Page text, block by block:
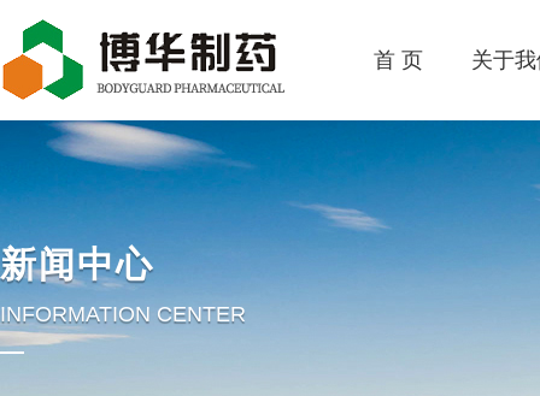
首 页 关于
新闻中心
INFORMATION CENTER